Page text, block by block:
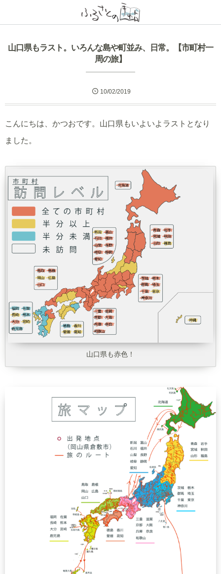
山口県もラスト。いろんな島や町並み、日常。【市町村一
周の旅】
10/02/2019
こんにちは、かつおです。山口県もいよいよラストとなり
ました。
山口県も赤色！